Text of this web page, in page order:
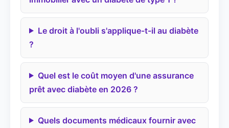
Le droit à l'oubli s'applique-t-il au diabète
?
Quel est le coût moyen d'une assurance
prêt avec diabète en 2026 ?
Quels documents médicaux fournir avec